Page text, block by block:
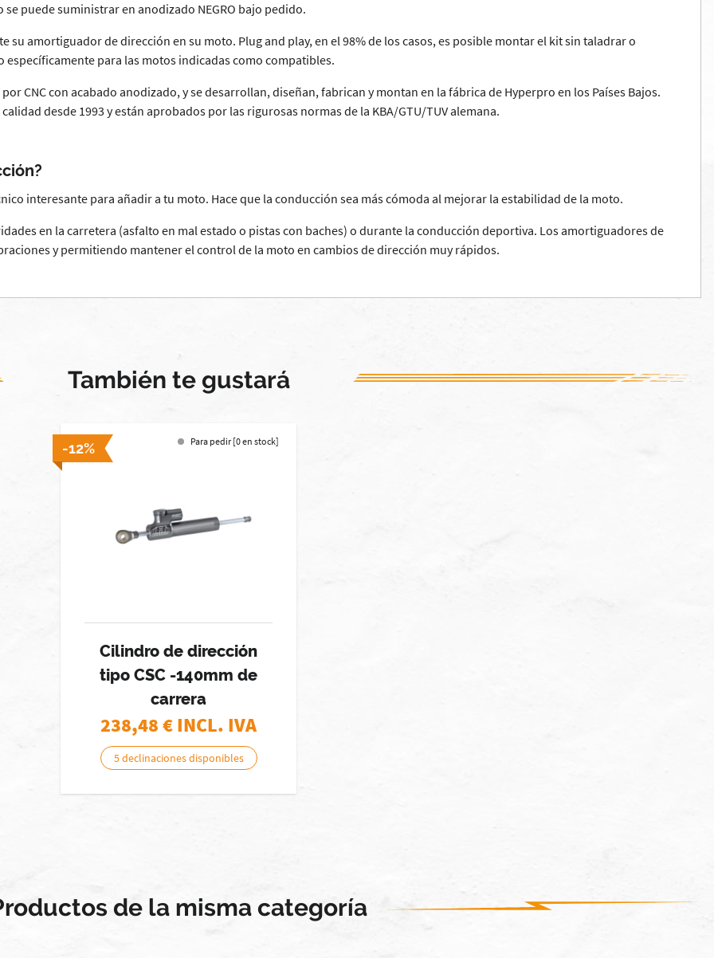
puede suministrar en anodizado NEGRO bajo pedido.
amortiguador de dirección en su moto. Plug and play, en el 98% de los casos, es posible montar el kit sin taladrar o
para las motos indicadas como compatibles.
CNC con acabado anodizado, y se desarrollan, diseñan, fabrican y montan en la fábrica de Hyperpro en los Países Bajos.
desde 1993 y están aprobados por las rigurosas normas de la KBA/GTU/TUV alemana.
interesante para añadir a tu moto. Hace que la conducción sea más cómoda al mejorar la estabilidad de la moto.
en la carretera (asfalto en mal estado o pistas con baches) o durante la conducción deportiva. Los amortiguadores de
y permitiendo mantener el control de la moto en cambios de dirección muy rápidos.
También te gustará
-12% Para pedir [0 en stock]
Cilindro de dirección
tipo CSC -140mm de
carrera
238,48€ INCL. IVA
5 declinaciones disponibles
de la misma categoría